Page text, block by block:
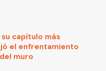
capítulo más
el enfrentamiento
muro